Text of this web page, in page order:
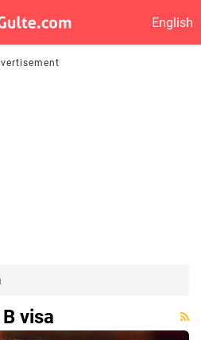
English
visa